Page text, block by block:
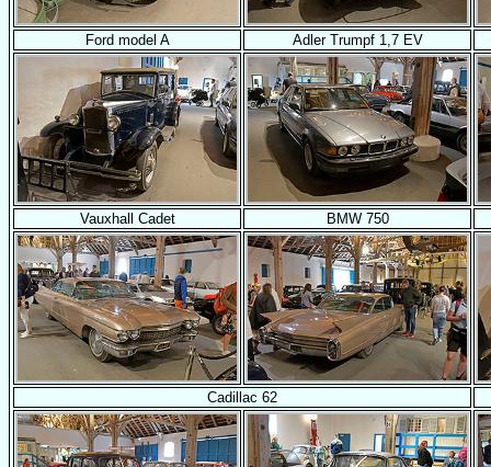
Ford model A Adler Trumpf 1,7 EV
Vauxhall Cadet BMW 750
Cadillac 62